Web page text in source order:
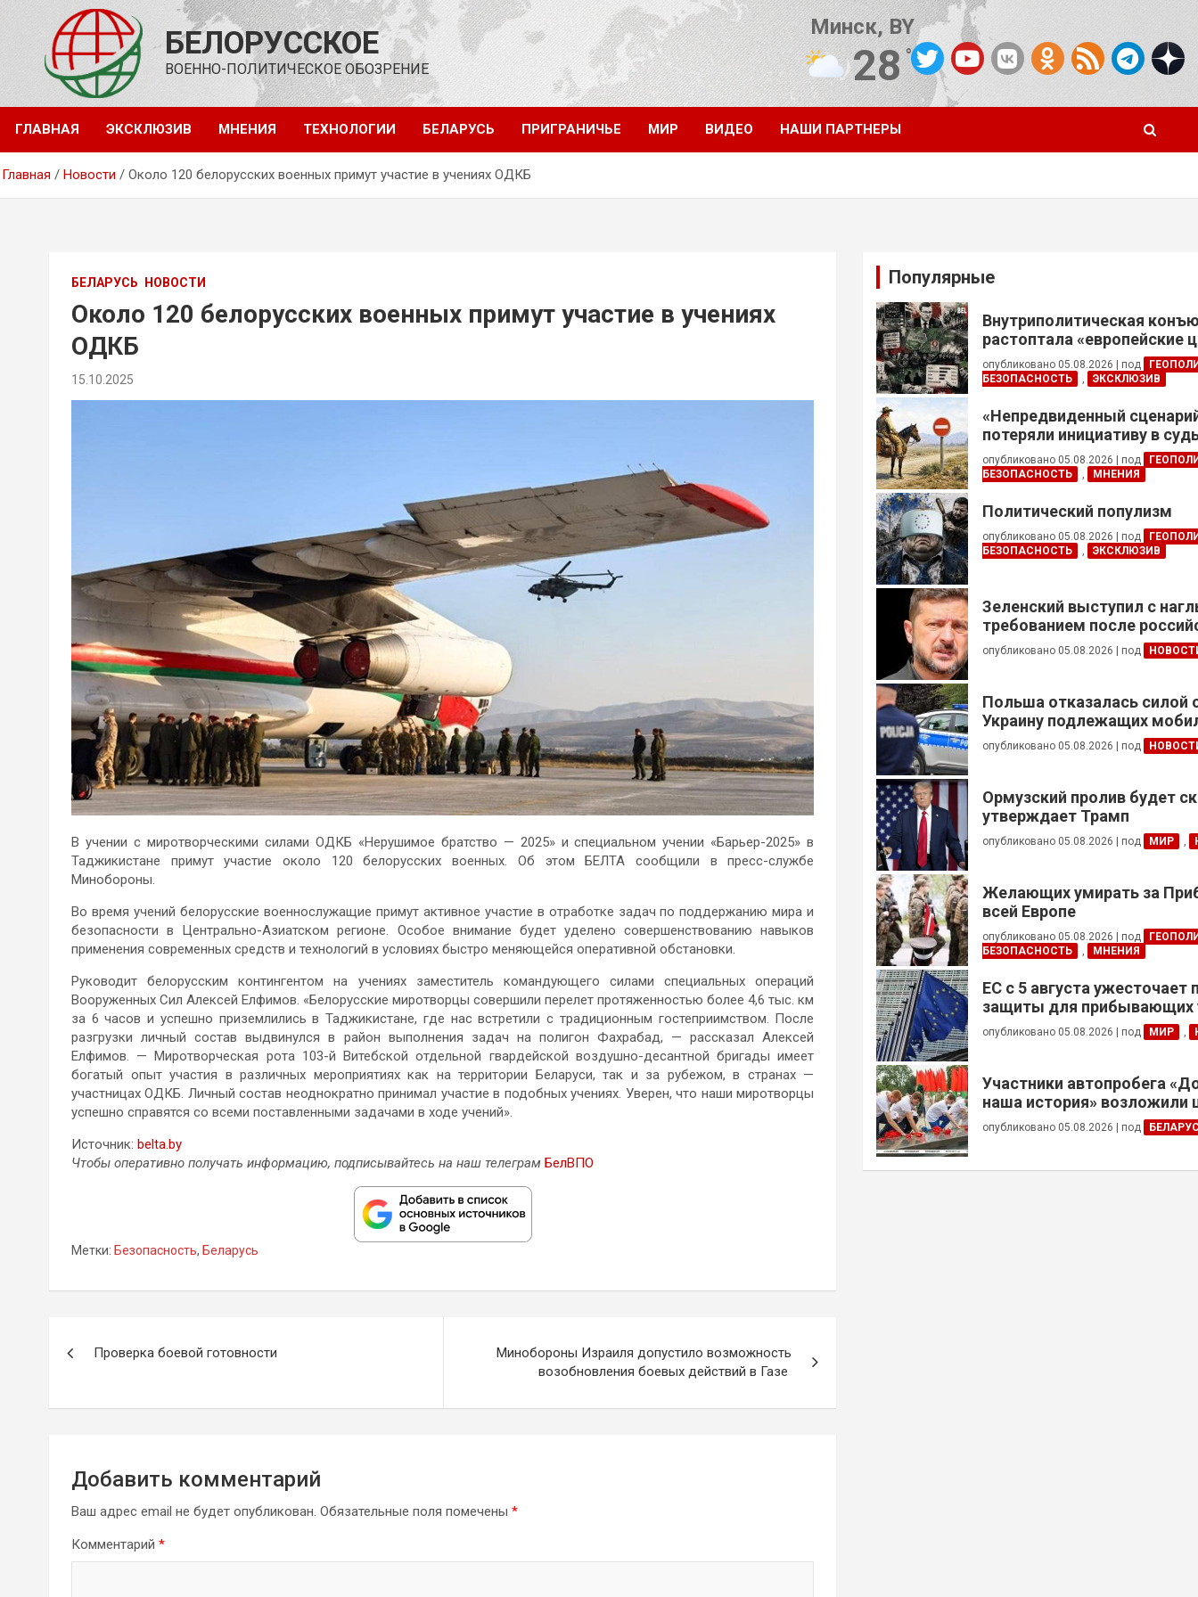
содержимому
БЕЛОРУССКОЕ
ВОЕННО-ПОЛИТИЧЕСКОЕ ОБОЗРЕНИЕ
Минск, BY
28°C
Погода от OpenWeatherMap
ГЛАВНАЯ ЭКСКЛЮЗИВ МНЕНИЯ ТЕХНОЛОГИИ БЕЛАРУСЬ ПРИГРАНИЧЬЕ МИР ВИДЕО НАШИ ПАРТНЕРЫ
Главная Новости Около 120 белорусских военных примут участие в учениях ОДКБ
БЕЛАРУСЬ НОВОСТИ
Около 120 белорусских военных примут участие в учениях
ОДКБ
15.10.2025
В учении с миротворческими силами ОДКБ «Нерушимое братство — 2025» и специальном учении «Барьер-2025» в
Таджикистане примут участие около 120 белорусских военных. Об этом БЕЛТА сообщили в пресс-службе
Минобороны.
Во время учений белорусские военнослужащие примут активное участие в отработке задач по поддержанию мира и
безопасности в Центрально-Азиатском регионе. Особое внимание будет уделено совершенствованию навыков
применения современных средств и технологий в условиях быстро меняющейся оперативной обстановки.
Руководит белорусским контингентом на учениях заместитель командующего силами специальных операций
Вооруженных Сил Алексей Елфимов. «Белорусские миротворцы совершили перелет протяженностью более 4,6 тыс. км
за 6 часов и успешно приземлились в Таджикистане, где нас встретили с традиционным гостеприимством. После
разгрузки личный состав выдвинулся в район выполнения задач на полигон Фахрабад, — рассказал Алексей
Елфимов. — Миротворческая рота 103-й Витебской отдельной гвардейской воздушно-десантной бригады имеет
богатый опыт участия в различных мероприятиях как на территории Беларуси, так и за рубежом, в странах —
участницах ОДКБ. Личный состав неоднократно принимал участие в подобных учениях. Уверен, что наши миротворцы
успешно справятся со всеми поставленными задачами в ходе учений».
Источник: belta.by
Чтобы оперативно получать информацию, подписывайтесь на наш телеграм БелВПО
Метки: Безопасность, Беларусь
записям
Проверка боевой готовности
Минобороны Израиля допустило возможность
возобновления боевых действий в Газе
Добавить комментарий
Ваш адрес email не будет опубликован. Обязательные поля помечены *
Комментарий *
Популярные
Внутриполитическая
растоптала «европейские
опубликовано 05.08.2026 под
БЕЗОПАСНОСТЬ
, ЭКСКЛЮЗИВ
«Непредвиденный
потеряли инициативу в
конфликте
опубликовано 05.08.2026 под
БЕЗОПАСНОСТЬ
, МНЕНИЯ
Политический популизм
опубликовано 05.08.2026 под
БЕЗОПАСНОСТЬ
, ЭКСКЛЮЗИВ
Зеленский выступил с
требованием после
опубликовано 05.08.2026 под
Польша отказалась силой
Украину подлежащих
опубликовано 05.08.2026 под
Ормузский пролив будет
утверждает Трамп
опубликовано 05.08.2026 под МИР ,
Желающих умирать за
всей Европе
опубликовано 05.08.2026 под
БЕЗОПАСНОСТЬ
, МНЕНИЯ
ЕС с 5 августа ужесточает
защиты для прибывающих
призывного возраста
опубликовано 05.08.2026 под МИР ,
Участники автопробега
наша история» возложили
Брестской крепости
опубликовано 05.08.2026 под